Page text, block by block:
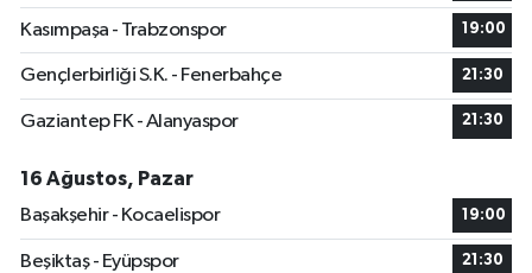
Kasımpaşa - Trabzonspor 19:00
Gençlerbirliği S.K. - Fenerbahçe 21:30
Gaziantep FK - Alanyaspor 21:30
16 Ağustos, Pazar
Başakşehir - Kocaelispor
19:00
Beşiktaş - Eyüpspor 21:30